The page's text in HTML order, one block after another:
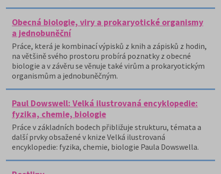
Obecná biologie, viry a prokaryotické organismy
a jednobuněční
Práce, která je kombinací výpisků z knih a zápisků z hodin,
na většině svého prostoru probírá poznatky z obecné
biologie a v závěru se věnuje také virům a prokaryotickým
organismům a jednobuněčným.
Paul Dowswell: Velká ilustrovaná encyklopedie:
fyzika, chemie, biologie
Práce v základních bodech přibližuje strukturu, témata a
další prvky obsažené v knize Velká ilustrovaná
encyklopedie: fyzika, chemie, biologie Paula Dowswella.